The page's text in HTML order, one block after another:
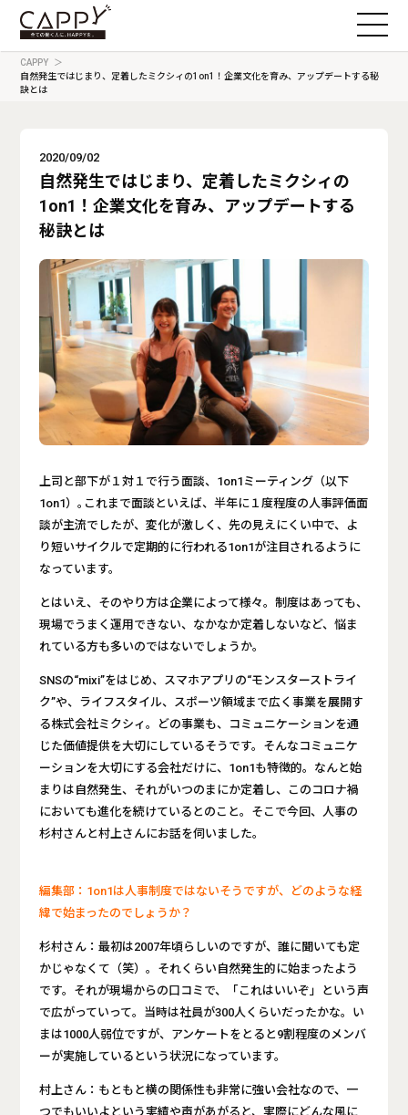
CAPPY
自然発生ではじまり、定着したミクシィの1on1！企業文化を育み、アップデートする秘
訣とは
2020/09/02
自然発生ではじまり、定着したミクシィの
1on1！企業文化を育み、アップデートする
秘訣とは
上司と部下が１対１で行う面談、1on1ミーティング（以下
1on1）｡これまで面談といえば、半年に１度程度の人事評価面
談が主流でしたが、変化が激しく、先の見えにくい中で、よ
り短いサイクルで定期的に行われる1on1が注目されるように
なっています。
とはいえ、そのやり方は企業によって様々。制度はあっても、
現場でうまく運用できない、なかなか定着しないなど、悩ま
れている方も多いのではないでしょうか。
SNSの“mixi”をはじめ、スマホアプリの“モンスターストライ
ク”や、ライフスタイル、スポーツ領域まで広く事業を展開す
る株式会社ミクシィ。どの事業も、コミュニケーションを通
じた価値提供を大切にしているそうです。そんなコミュニケ
ーションを大切にする会社だけに、1on1も特徴的。なんと始
まりは自然発生、それがいつのまにか定着し、このコロナ禍
においても進化を続けているとのこと。そこで今回、人事の
杉村さんと村上さんにお話を伺いました。
編集部：1on1は人事制度ではないそうですが、どのような経
緯で始まったのでしょうか？
杉村さん：最初は2007年頃らしいのですが、誰に聞いても定
かじゃなくて（笑）。それくらい自然発生的に始まったよう
です。それが現場からの口コミで、「これはいいぞ」という声
で広がっていって。当時は社員が300人くらいだったかな。い
まは1000人弱位ですが、アンケートをとると9割程度のメンバ
ーが実施しているという状況になっています。
村上さん：もともと横の関係性も非常に強い会社なので、一
つでもいいよという実績や声があがると、実際にどんな風に